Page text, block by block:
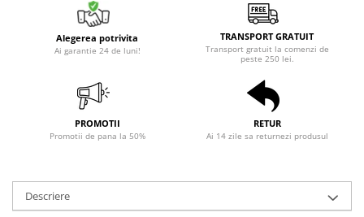
Alegerea potrivita
Ai garantie 24 de luni!
TRANSPORT GRATUIT
Transport gratuit la comenzi de
peste 250 lei.
PROMOTII
Promotii de pana la 50%
RETUR
Ai 14 zile sa returnezi produsul
Descriere